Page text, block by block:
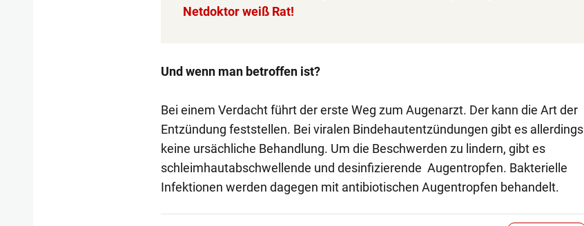
Netdoktor weiß Rat!
Und wenn man betroffen ist?
Bei einem Verdacht führt der erste Weg zum Augenarzt. Der kann die Art der
Entzündung feststellen. Bei viralen Bindehautentzündungen gibt es allerdings
keine ursächliche Behandlung. Um die Beschwerden zu lindern, gibt es
schleimhautabschwellende und desinfizierende Augentropfen. Bakterielle
Infektionen werden dagegen mit antibiotischen Augentropfen behandelt.